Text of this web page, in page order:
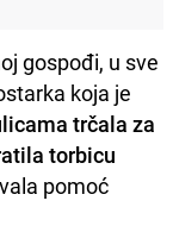
gospođi, u sve
koja je
trčala za
torbicu
pomoć